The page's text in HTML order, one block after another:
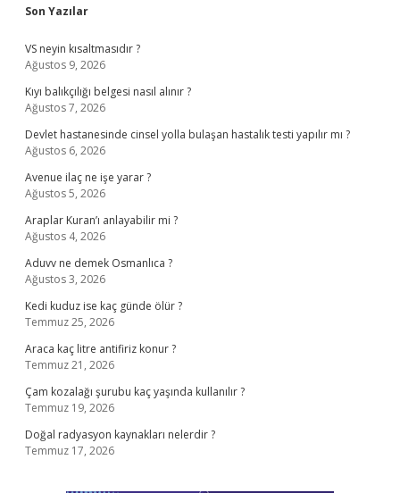
Sidebar
Son Yazılar
VS neyin kısaltmasıdır ?
Ağustos 9, 2026
Kıyı balıkçılığı belgesi nasıl alınır ?
Ağustos 7, 2026
Devlet hastanesinde cinsel yolla bulaşan hastalık testi yapılır mı ?
Ağustos 6, 2026
Avenue ilaç ne işe yarar ?
Ağustos 5, 2026
Araplar Kuran’ı anlayabilir mi ?
Ağustos 4, 2026
Aduvv ne demek Osmanlıca ?
Ağustos 3, 2026
Kedi kuduz ise kaç günde ölür ?
Temmuz 25, 2026
Araca kaç litre antifiriz konur ?
Temmuz 21, 2026
Çam kozalağı şurubu kaç yaşında kullanılır ?
Temmuz 19, 2026
Doğal radyasyon kaynakları nelerdir ?
Temmuz 17, 2026